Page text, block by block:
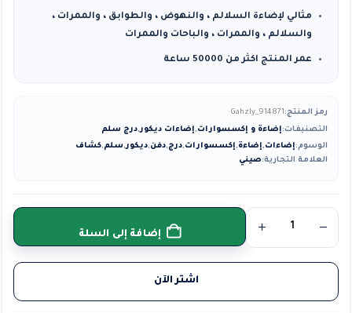
مثالي لإضاءة السلالم ، والنهوض ، والطوابق ، والممرات ،
والسلالم ، والممرات ، والباحات والممرات
عمر المنتج اكثر من 50000 ساعة
رمز المنتج:Gahzly_914871
التصنيفات:إضاءة و إكسسوارات,إضاءات ديكور,درج سلم
الوسوم:إضاءات,إضاءة,إكسسوارات,درج,دفن,ديكور,سلم,كشاف
العلامة التجارية:صيني
إضافة إلى السلة
اشتر الآن